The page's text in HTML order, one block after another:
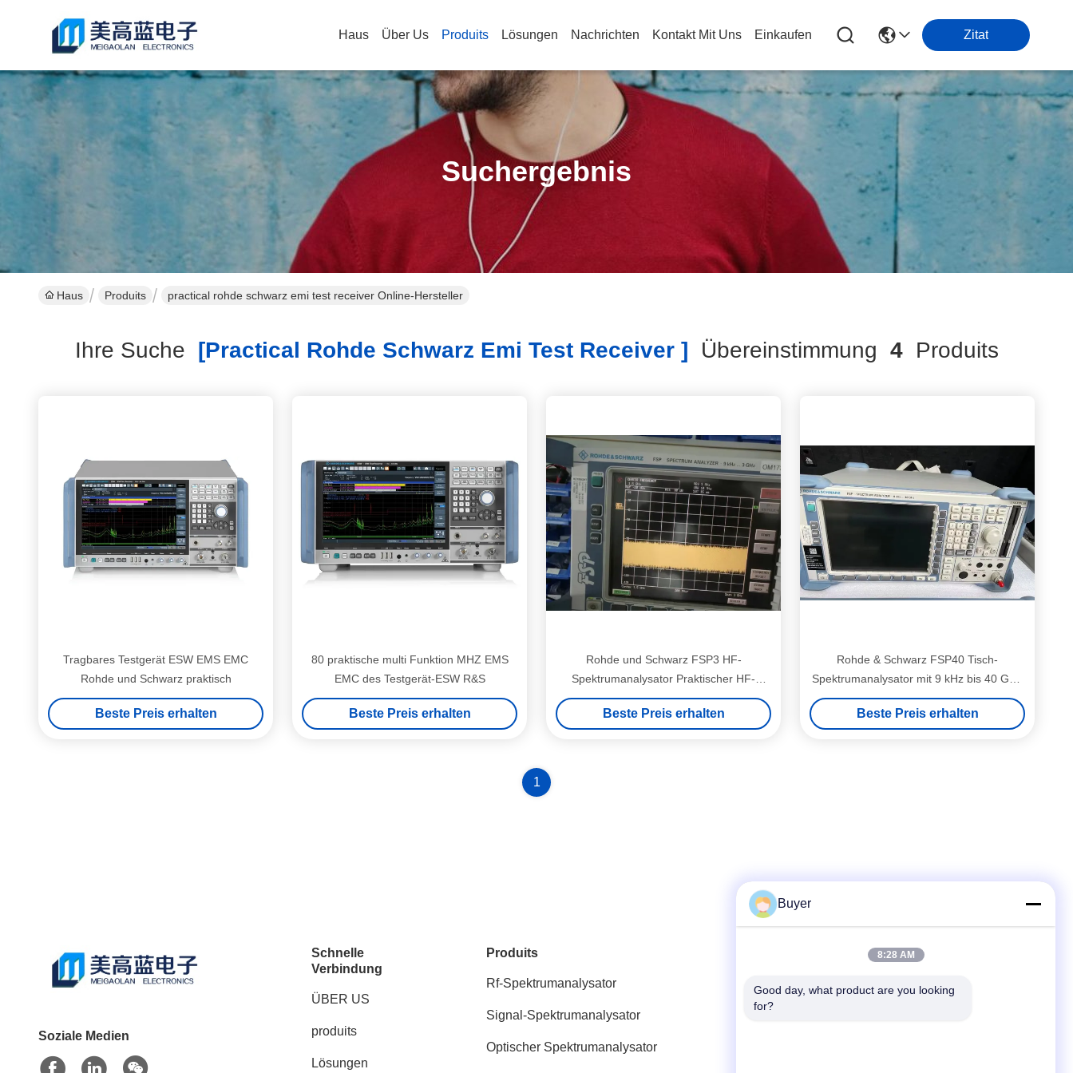
Haus Über Us Produits Lösungen Nachrichten Kontakt Mit Uns Einkaufen Zitat
Suchergebnis
Haus Produits practical rohde schwarz emi test receiver Online-Hersteller
Ihre Suche [practical Rohde Schwarz Emi Test Receiver ] Übereinstimmung 4Produits
Tragbares Testgerät ESW EMS EMC
Rohde und Schwarz praktisch
Beste Preis erhalten
80 praktische multi Funktion MHZ EMS
EMC des Testgerät-ESW R&S
Beste Preis erhalten
Rohde und Schwarz FSP3 HF-
Spektrumanalysator Praktischer HF-
Frequenzanalysator
Beste Preis erhalten
Rohde & Schwarz FSP40 Tisch-
Spektrumanalysator mit 9 kHz bis 40 GHz
Bereich und -155 dBm Rauschpegel
Beste Preis erhalten
1
Soziale Medien
Schnelle
Verbindung
ÜBER US
produits
Lösungen
Produits
Rf-Spektrumanalysator
Signal-Spektrumanalysator
Optischer Spektrumanalysator
Schnelle Kontaktaufnahme
Telefon:
Buyer
8:28 AM
Good day, what product are you looking
for?